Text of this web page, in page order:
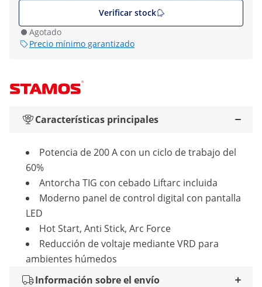
Verificar stock
Agotado
Precio mínimo garantizado
Características principales
Potencia de 200 A con un ciclo de trabajo del
60%
Antorcha TIG con cebado Liftarc incluida
Moderno panel de control digital con pantalla
LED
Hot Start, Anti Stick, Arc Force
Reducción de voltaje mediante VRD para
ambientes húmedos
Información sobre el envío